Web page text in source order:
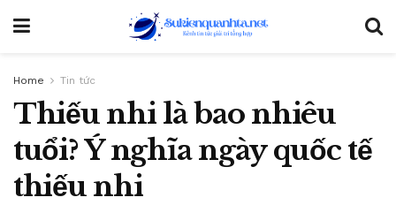
Home Tin tức
Thiếu nhi là bao nhiêu
tuổi? Ý nghĩa ngày quốc tế
thiếu nhi